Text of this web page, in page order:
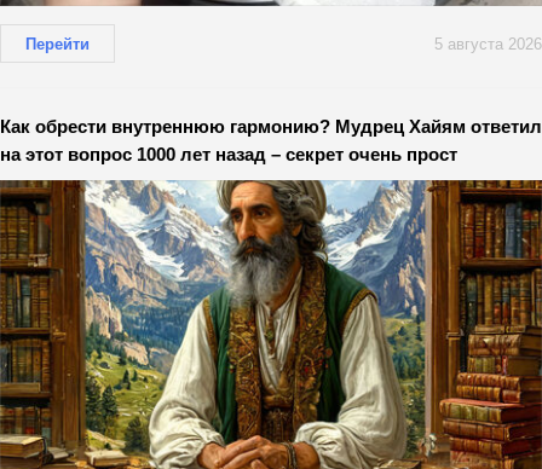
Перейти 5 августа 2026
Как обрести внутреннюю гармонию? Мудрец Хайям ответил
на этот вопрос 1000 лет назад – секрет очень прост